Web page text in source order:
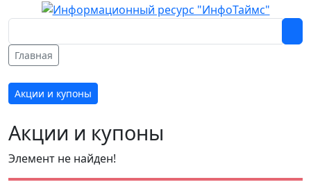
Главная
Акции и купоны
Акции и купоны
Элемент не найден!